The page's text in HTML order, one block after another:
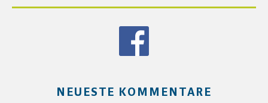
NEUESTE KOMMENTARE